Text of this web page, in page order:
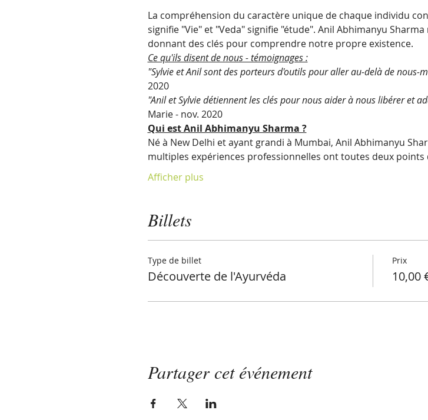
La compréhension du caractère unique de chaque individu
signifie "Vie" et "Veda" signifie "étude". Anil Abhimanyu
donnant des clés pour comprendre notre propre existence.
Ce qu'ils disent de nous - témoignages :
"Sylvie et Anil sont des porteurs d'outils pour aller au-delà de nous-
2020
"Anil et Sylvie détiennent les clés pour nous aider à nous libérer et
Marie - nov. 2020
Qui est Anil Abhimanyu Sharma ?
Né à New Delhi et ayant grandi à Mumbai, Anil Abhimanyu
multiples expériences professionnelles ont toutes deux points
Afficher plus
Billets
Type de billet
Découverte de l'Ayurvéda
Prix
10,00
Partager cet événement